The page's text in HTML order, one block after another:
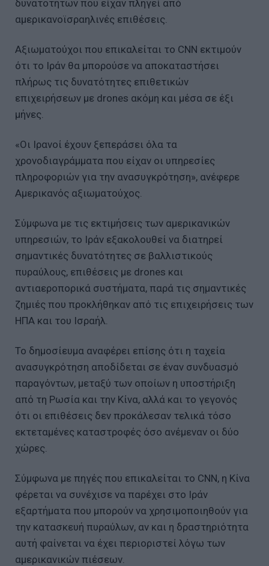
δυνατοτήτων που είχαν πληγεί από
αμερικανοϊσραηλινές επιθέσεις.
Αξιωματούχοι που επικαλείται το CNN εκτιμούν
ότι το Ιράν θα μπορούσε να αποκαταστήσει
πλήρως τις δυνατότητες επιθετικών
επιχειρήσεων με drones ακόμη και μέσα σε έξι
μήνες.
«Οι Ιρανοί έχουν ξεπεράσει όλα τα
χρονοδιαγράμματα που είχαν οι υπηρεσίες
πληροφοριών για την ανασυγκρότηση», ανέφερε
Αμερικανός αξιωματούχος.
Σύμφωνα με τις εκτιμήσεις των αμερικανικών
υπηρεσιών, το Ιράν εξακολουθεί να διατηρεί
σημαντικές δυνατότητες σε βαλλιστικούς
πυραύλους, επιθέσεις με drones και
αντιαεροπορικά συστήματα, παρά τις σημαντικές
ζημιές που προκλήθηκαν από τις επιχειρήσεις των
ΗΠΑ και του Ισραήλ.
Το δημοσίευμα αναφέρει επίσης ότι η ταχεία
ανασυγκρότηση αποδίδεται σε έναν συνδυασμό
παραγόντων, μεταξύ των οποίων η υποστήριξη
από τη Ρωσία και την Κίνα, αλλά και το γεγονός
ότι οι επιθέσεις δεν προκάλεσαν τελικά τόσο
εκτεταμένες καταστροφές όσο ανέμεναν οι δύο
χώρες.
Σύμφωνα με πηγές που επικαλείται το CNN, η Κίνα
φέρεται να συνέχισε να παρέχει στο Ιράν
εξαρτήματα που μπορούν να χρησιμοποιηθούν για
την κατασκευή πυραύλων, αν και η δραστηριότητα
αυτή φαίνεται να έχει περιοριστεί λόγω των
αμερικανικών πιέσεων.